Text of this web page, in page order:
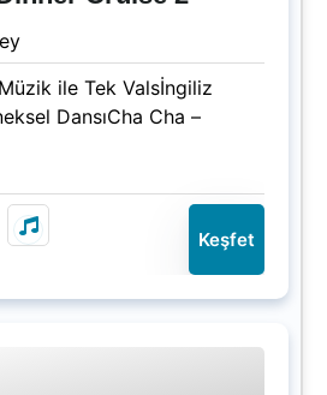
ile Tek Valsİngiliz
DansıCha Cha –
Keşfet